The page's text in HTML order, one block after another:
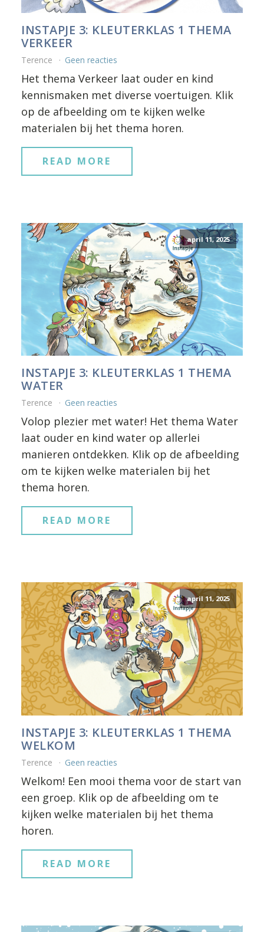
INSTAPJE 3: KLEUTERKLAS 1 THEMA
VERKEER
Terence Geen reacties
Het thema Verkeer laat ouder en kind
kennismaken met diverse voertuigen. Klik
op de afbeelding om te kijken welke
materialen bij het thema horen.
READ MORE
april 11, 2025
INSTAPJE 3: KLEUTERKLAS 1 THEMA
WATER
Terence Geen reacties
Volop plezier met water! Het thema Water
laat ouder en kind water op allerlei
manieren ontdekken. Klik op de afbeelding
om te kijken welke materialen bij het
thema horen.
READ MORE
april 11, 2025
INSTAPJE 3: KLEUTERKLAS 1 THEMA
WELKOM
Terence Geen reacties
Welkom! Een mooi thema voor de start van
een groep. Klik op de afbeelding om te
kijken welke materialen bij het thema
horen.
READ MORE